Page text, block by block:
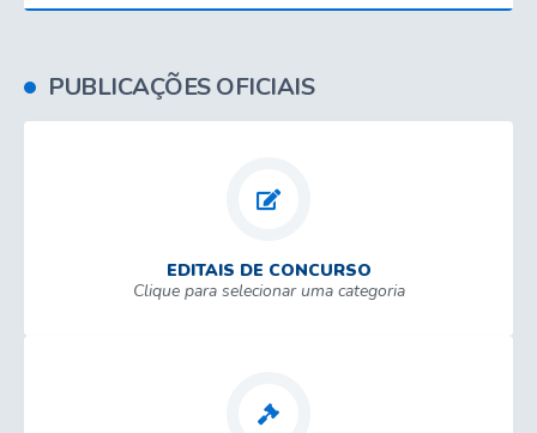
PUBLICAÇÕES OFICIAIS
EDITAIS DE CONCURSO
Clique para selecionar uma categoria